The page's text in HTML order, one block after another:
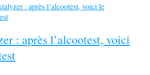
: après l’alcootest, voici